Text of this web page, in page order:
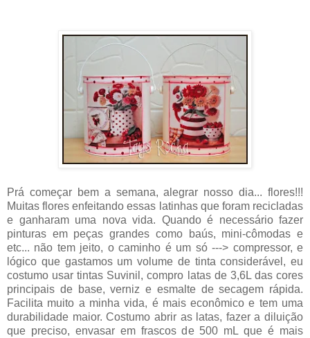
Prá começar bem a semana, alegrar nosso dia... flores!!!
Muitas flores enfeitando essas latinhas que foram recicladas
e ganharam uma nova vida. Quando é necessário fazer
pinturas em peças grandes como baús, mini-cômodas e
etc... não tem jeito, o caminho é um só ---> compressor, e
lógico que gastamos um volume de tinta considerável, eu
costumo usar tintas Suvinil, compro latas de 3,6L das cores
principais de base, verniz e esmalte de secagem rápida.
Facilita muito a minha vida, é mais econômico e tem uma
durabilidade maior. Costumo abrir as latas, fazer a diluição
que preciso, envasar em frascos de 500 mL que é mais